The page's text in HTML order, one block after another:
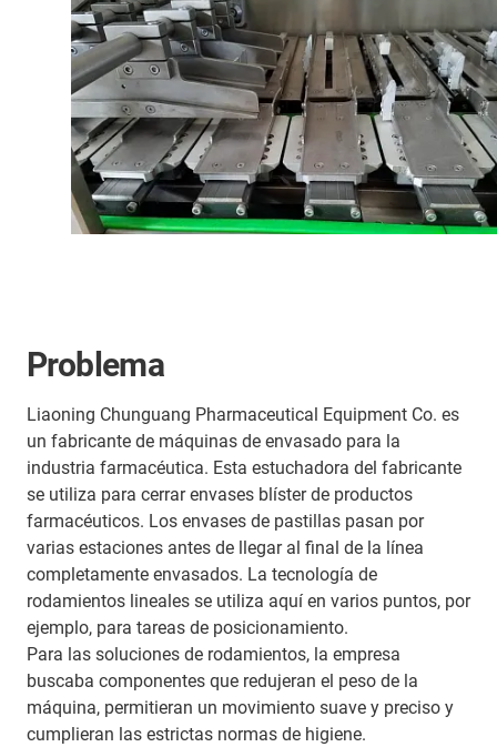
Problema
Liaoning Chunguang Pharmaceutical Equipment Co. es
un fabricante de máquinas de envasado para la
industria farmacéutica. Esta estuchadora del fabricante
se utiliza para cerrar envases blíster de productos
farmacéuticos. Los envases de pastillas pasan por
varias estaciones antes de llegar al final de la línea
completamente envasados. La tecnología de
rodamientos lineales se utiliza aquí en varios puntos, por
ejemplo, para tareas de posicionamiento.
Para las soluciones de rodamientos, la empresa
buscaba componentes que redujeran el peso de la
máquina, permitieran un movimiento suave y preciso y
cumplieran las estrictas normas de higiene.